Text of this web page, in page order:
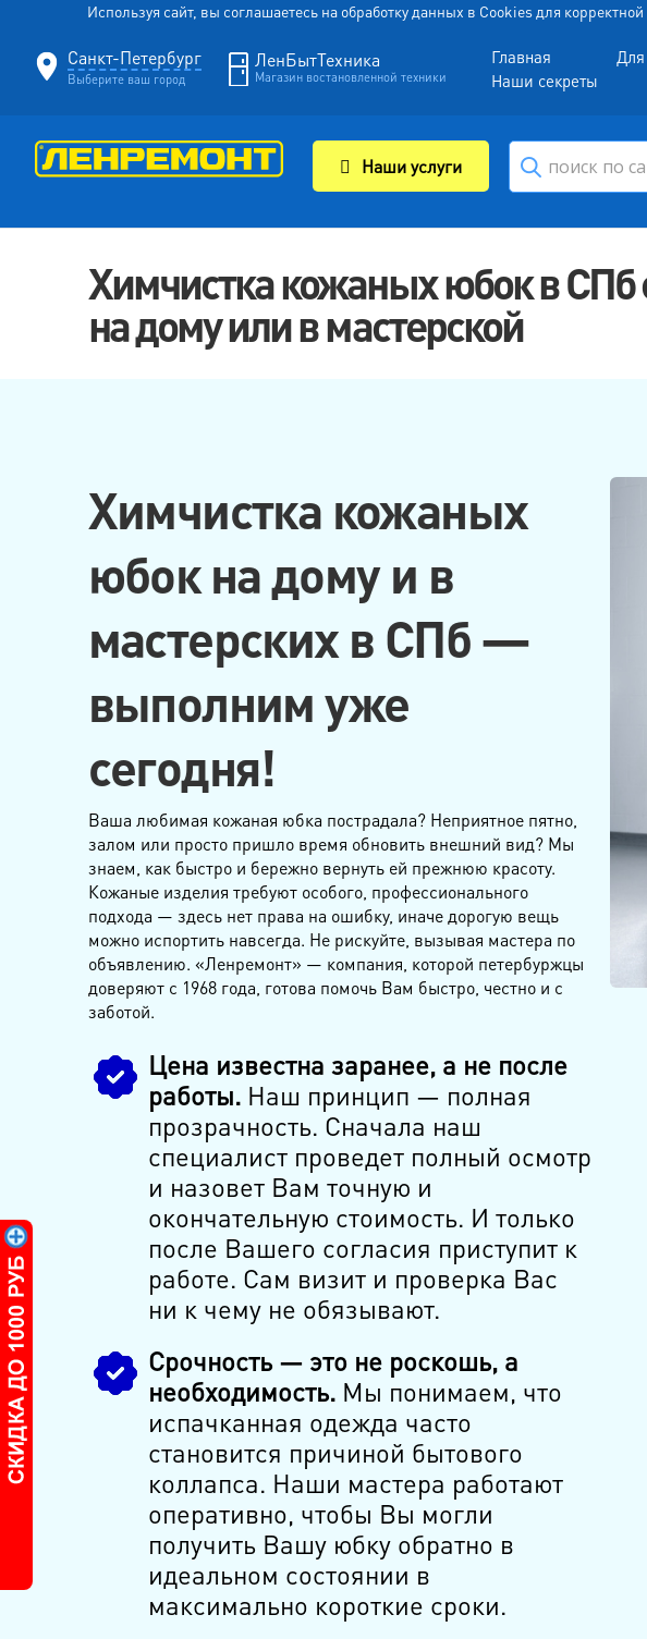
Используя сайт, вы соглашаетесь на обработку данных в Cookies для
Санкт-Петербург
Выберите ваш город
ЛенБытТехника
Магазин востановленной техники
Главная
Наши секреты
Наши услуги
Химчистка кожаных юбок в СПб
на дому или в мастерской
Химчистка кожаных
юбок на дому и в
мастерских в СПб —
выполним уже
сегодня!
Ваша любимая кожаная юбка пострадала? Неприятное пятно,
залом или просто пришло время обновить внешний вид? Мы
знаем, как быстро и бережно вернуть ей прежнюю красоту.
Кожаные изделия требуют особого, профессионального
подхода — здесь нет права на ошибку, иначе дорогую вещь
можно испортить навсегда. Не рискуйте, вызывая мастера по
объявлению. «Ленремонт» — компания, которой петербуржцы
доверяют с 1968 года, готова помочь Вам быстро, честно и с
заботой.
Цена известна заранее, а не после
работы.Наш принцип — полная
прозрачность. Сначала наш
специалист проведет полный осмотр
и назовет Вам точную и
окончательную стоимость. И только
после Вашего согласия приступит к
работе. Сам визит и проверка Вас
ни к чему не обязывают.
Срочность — это не роскошь, а
необходимость.Мы понимаем, что
испачканная одежда часто
становится причиной бытового
коллапса. Наши мастера работают
оперативно, чтобы Вы могли
получить Вашу юбку обратно в
идеальном состоянии в
максимально короткие сроки.